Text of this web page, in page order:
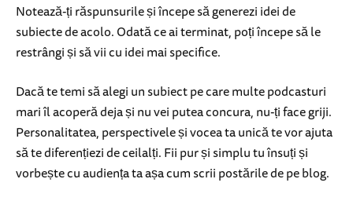
Notează-ți răspunsurile și începe să generezi idei de
subiecte de acolo. Odată ce ai terminat, poți începe să le
restrângi și să vii cu idei mai specifice.
Dacă te temi să alegi un subiect pe care multe podcasturi
mari îl acoperă deja și nu vei putea concura, nu-ți face griji.
Personalitatea, perspectivele și vocea ta unică te vor ajuta
să te diferențiezi de ceilalți. Fii pur și simplu tu însuți și
vorbește cu audiența ta așa cum scrii postările de pe blog.